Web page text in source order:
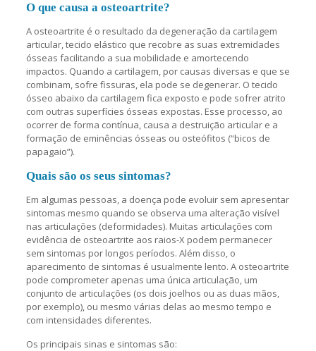
O que causa a osteoartrite?
A osteoartrite é o resultado da degeneração da cartilagem
articular, tecido elástico que recobre as suas extremidades
ósseas facilitando a sua mobilidade e amortecendo
impactos. Quando a cartilagem, por causas diversas e que se
combinam, sofre fissuras, ela pode se degenerar. O tecido
ósseo abaixo da cartilagem fica exposto e pode sofrer atrito
com outras superfícies ósseas expostas. Esse processo, ao
ocorrer de forma contínua, causa a destruição articular e a
formação de eminências ósseas ou osteófitos (“bicos de
papagaio”).
Quais são os seus sintomas?
Em algumas pessoas, a doença pode evoluir sem apresentar
sintomas mesmo quando se observa uma alteração visível
nas articulações (deformidades). Muitas articulações com
evidência de osteoartrite aos raios-X podem permanecer
sem sintomas por longos períodos. Além disso, o
aparecimento de sintomas é usualmente lento. A osteoartrite
pode comprometer apenas uma única articulação, um
conjunto de articulações (os dois joelhos ou as duas mãos,
por exemplo), ou mesmo várias delas ao mesmo tempo e
com intensidades diferentes.
Os principais sinas e sintomas são: